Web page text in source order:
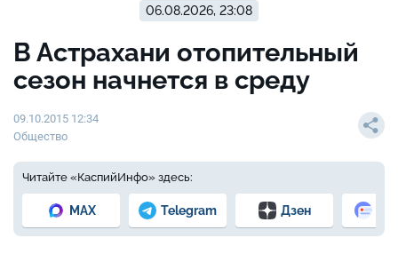
06.08.2026, 23:08
В Астрахани отопительный
сезон начнется в среду
09.10.2015 12:34
Общество
Читайте «КаспийИнфо» здесь:
MAX Telegram Дзен